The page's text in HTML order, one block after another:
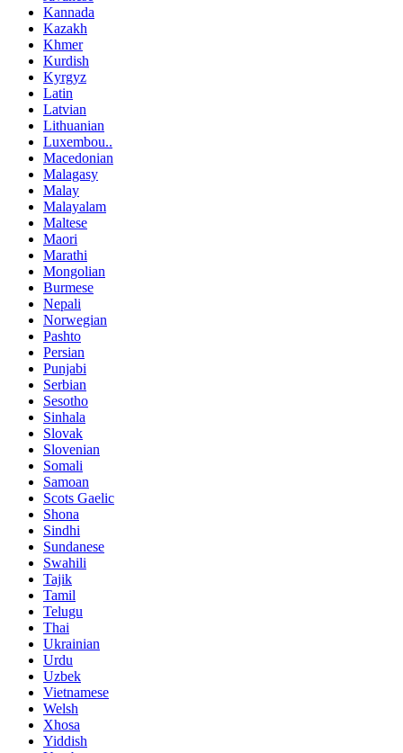
Kannada
Kazakh
Khmer
Kurdish
Kyrgyz
Latin
Latvian
Lithuanian
Luxembou..
Macedonian
Malagasy
Malay
Malayalam
Maltese
Maori
Marathi
Mongolian
Burmese
Nepali
Norwegian
Pashto
Persian
Punjabi
Serbian
Sesotho
Sinhala
Slovak
Slovenian
Somali
Samoan
Scots Gaelic
Shona
Sindhi
Sundanese
Swahili
Tajik
Tamil
Telugu
Thai
Ukrainian
Urdu
Uzbek
Vietnamese
Welsh
Xhosa
Yiddish